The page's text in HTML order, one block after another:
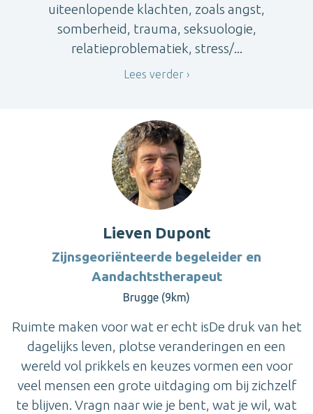
uiteenlopende klachten, zoals angst,
somberheid, trauma, seksuologie,
relatieproblematiek, stress/...
Lees verder
Lieven Dupont
Zijnsgeoriënteerde begeleider en
Aandachtstherapeut
Brugge (9km)
Ruimte maken voor wat er echt isDe druk van het
dagelijks leven, plotse veranderingen en een
wereld vol prikkels en keuzes vormen een voor
veel mensen een grote uitdaging om bij zichzelf
te blijven. Vragn naar wie je bent, wat je wil, wat